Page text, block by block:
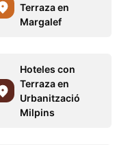
Terraza en
Margalef
Hoteles con
Terraza en
Urbanització
Milpins